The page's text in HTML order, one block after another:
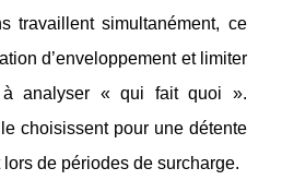
travaillent simultanément, ce
d’enveloppement et limiter
à analyser « qui fait quoi ».
choisissent pour une détente
de périodes de surcharge.